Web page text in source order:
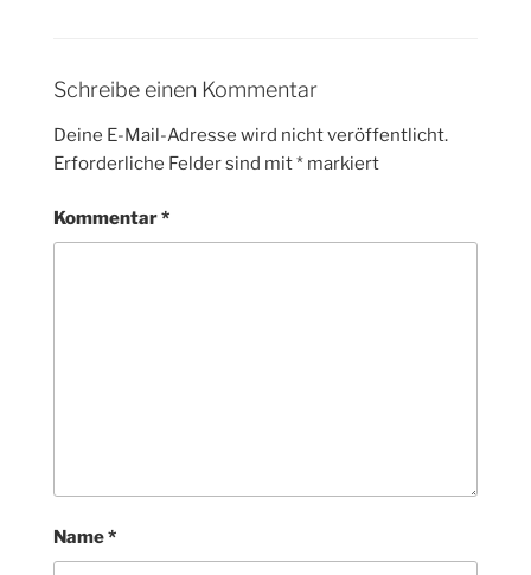
Schreibe einen Kommentar
Deine E-Mail-Adresse wird nicht veröffentlicht.
Erforderliche Felder sind mit* markiert
Kommentar*
Name*